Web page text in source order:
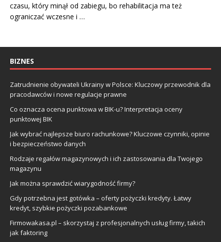
czasu, który minął od zabiegu, bo rehabilitacja ma też
ograniczać wczesne i …
BIZNES
Zatrudnienie obywateli Ukrainy w Polsce: Kluczowy przewodnik dla
pracodawców i nowe regulacje prawne
Co oznacza ocena punktowa w BIK-u? Interpretacja oceny
punktowej BIK
Jak wybrać najlepsze biuro rachunkowe? Kluczowe czynniki, opinie
i bezpieczeństwo danych
Rodzaje regałów magazynowych i ich zastosowania dla Twojego
magazynu
Jak można sprawdzić wiarygodność firmy?
Gdy potrzebna jest gotówka – oferty pożyczki kredyty. Łatwy
kredyt, szybkie pożyczki pozabankowe
Firmowakasa.pl – skorzystaj z profesjonalnych usług firmy, takich
jak faktoring